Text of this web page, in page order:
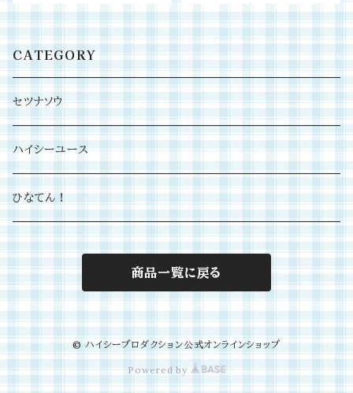
CATEGORY
セツナソウ
ハイシーユース
ひなてん！
商品一覧に戻る
© ハイシープロダクション公式オンラインショップ
Powered by